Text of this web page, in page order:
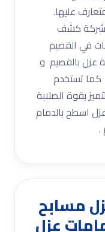
عليها.
شركة كشف
في القصيم
عزل بالقصيم و
كما تستخدم
بقوة الصلابة
اسطح بالدمام
.
مسابح
عزل حمامات عزل